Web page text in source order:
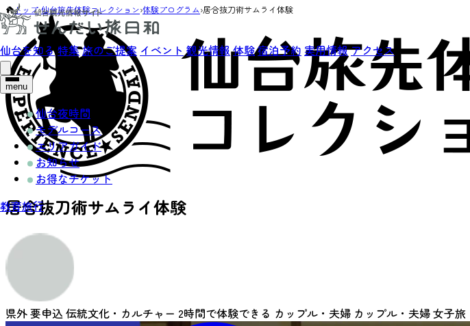
仙台を知る特集旅のご提案 イベント 観光情報 体験宿泊予約 実用情報アクセス
menu
仙台夜時間
モデルコース
エリアガイド
お知らせ
お得なチケット
教育旅行
トップ›仙台旅先体験コレクション›体験プログラム›居合抜刀術サムライ体験
居合抜刀術サムライ体験
県外要申込 伝統文化・カルチャー 2時間で体験できる カップル・夫婦 カップル・夫婦女子旅